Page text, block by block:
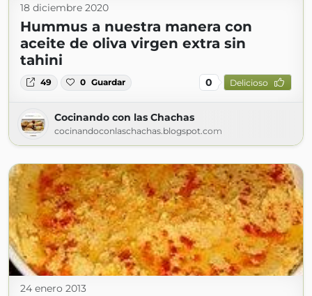
18 diciembre 2020
Hummus a nuestra manera con
aceite de oliva virgen extra sin
tahini
49 0 Guardar 0 Delicioso
Cocinando con las Chachas
cocinandoconlaschachas.blogspot.com
24 enero 2013